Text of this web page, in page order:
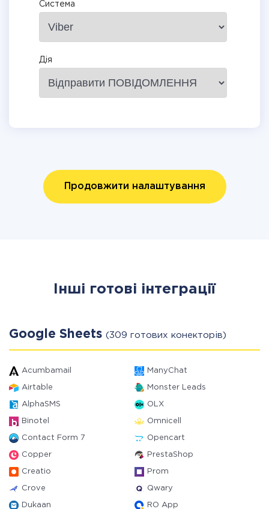
Система
Дія
Продовжити налаштування
Інші готові інтеграції
Google Sheets (309 готових конекторів)
Acumbamail ManyChat
Airtable Monster Leads
AlphaSMS OLX
Binotel Omnicell
Contact Form 7 Opencart
Copper PrestaShop
Creatio Prom
Crove Qwary
Dukaan RO App